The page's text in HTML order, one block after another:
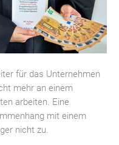
für das Unternehmen
mehr an einem
arbeiten. Eine
mit einem
nicht zu.